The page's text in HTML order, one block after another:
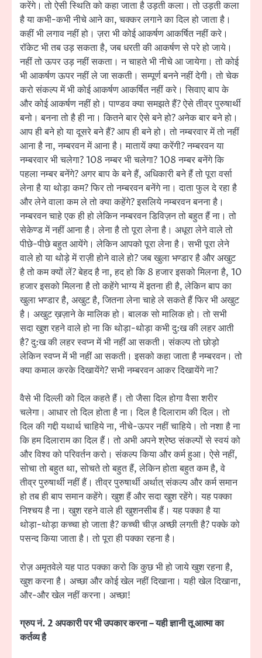
करेंगे। तो ऐसी स्थिति को कहा जाता है उड़ती कला। तो उड़ती कला
है या कभी-कभी नीचे आने का, चक्कर लगाने का दिल हो जाता है।
कहीं भी लगाव नहीं हो। ज़रा भी कोई आकर्षण आकर्षित नहीं करे।
रॉकेट भी तब उड़ सकता है, जब धरती की आकर्षण से परे हो जाये।
नहीं तो ऊपर उड़ नहीं सकता। न चाहते भी नीचे आ जायेगा। तो कोई
भी आकर्षण ऊपर नहीं ले जा सकती। सम्पूर्ण बनने नहीं देगी। तो चेक
करो संकल्प में भी कोई आकर्षण आकर्षित नहीं करे। सिवाए बाप के
और कोई आकर्षण नहीं हो। पाण्डव क्या समझते हैं? ऐसे तीव्र पुरुषार्थी
बनो। बनना तो है ही ना। कितने बार ऐसे बने हो? अनेक बार बने हो।
आप ही बने हो या दूसरे बने हैं? आप ही बने हो। तो नम्बरवार में तो नहीं
आना है ना, नम्बरवन में आना है। मातायें क्या करेंगी? नम्बरवन या
नम्बरवार भी चलेगा? 108 नम्बर भी चलेगा? 108 नम्बर बनेंगे कि
पहला नम्बर बनेंगे? अगर बाप के बने हैं, अधिकारी बने हैं तो पूरा वर्सा
लेना है या थोड़ा कम? फिर तो नम्बरवन बनेंगे ना। दाता फुल दे रहा है
और लेने वाला कम ले तो क्या कहेंगे? इसलिये नम्बरवन बनना है।
नम्बरवन चाहे एक ही हो लेकिन नम्बरवन डिविज़न तो बहुत हैं ना। तो
सेकेण्ड में नहीं आना है। लेना है तो पूरा लेना है। अधूरा लेने वाले तो
पीछे-पीछे बहुत आयेंगे। लेकिन आपको पूरा लेना है। सभी पूरा लेने
वाले हो या थोड़े में राज़ी होने वाले हो? जब खुला भण्डार है और अखुट
है तो कम क्यों लें? बेहद है ना, हद हो कि 8 हजार इसको मिलना है, 10
हजार इसको मिलना है तो कहेंगे भाग्य में इतना ही है, लेकिन बाप का
खुला भण्डार है, अखुट है, जितना लेना चाहे ले सकते हैं फिर भी अखुट
है। अखुट ख़ज़ाने के मालिक हो। बालक सो मालिक हो। तो सभी
सदा खुश रहने वाले हो ना कि थोड़ा-थोड़ा कभी दु:ख की लहर आती
है? दु:ख की लहर स्वप्न में भी नहीं आ सकती। संकल्प तो छोड़ो
लेकिन स्वप्न में भी नहीं आ सकती। इसको कहा जाता है नम्बरवन। तो
क्या कमाल करके दिखायेंगे? सभी नम्बरवन आकर दिखायेंगे ना?
वैसे भी दिल्ली को दिल कहते हैं। तो जैसा दिल होगा वैसा शरीर
चलेगा। आधार तो दिल होता है ना। दिल है दिलाराम की दिल। तो
दिल की गद्दी यथार्थ चाहिये ना, नीचे-ऊपर नहीं चाहिये। तो नशा है ना
कि हम दिलाराम का दिल हैं। तो अभी अपने श्रेष्ठ संकल्पों से स्वयं को
और विश्व को परिवर्तन करो। संकल्प किया और कर्म हुआ। ऐसे नहीं,
सोचा तो बहुत था, सोचते तो बहुत हैं, लेकिन होता बहुत कम है, वे
तीव्र पुरुषार्थी नहीं हैं। तीव्र पुरुषार्थी अर्थात् संकल्प और कर्म समान
हो तब ही बाप समान कहेंगे। खुश हैं और सदा खुश रहेंगे। यह पक्का
निश्चय है ना। खुश रहने वाले ही खुशनसीब हैं। यह पक्का है या
थोड़ा-थोड़ा कच्चा हो जाता है? कच्ची चीज़ अच्छी लगती है? पक्के को
पसन्द किया जाता है। तो पूरा ही पक्का रहना है।
रोज़ अमृतवेले यह पाठ पक्का करो कि कुछ भी हो जाये खुश रहना है,
खुश करना है। अच्छा और कोई खेल नहीं दिखाना। यही खेल दिखाना,
और-और खेल नहीं करना। अच्छा!
ग्रुप नं. 2 अपकारी पर भी उपकार करना – यही ज्ञानी तू आत्मा का
कर्तव्य है